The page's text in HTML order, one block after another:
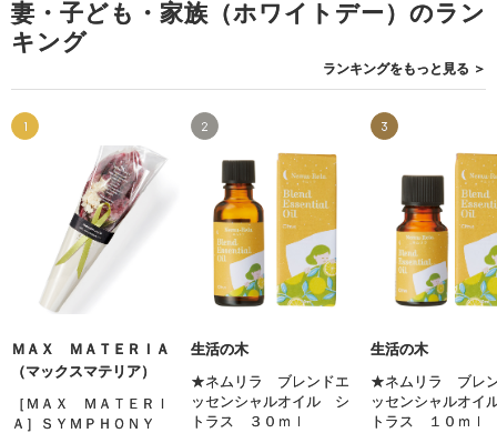
妻・子ども・家族（ホワイトデー）のラン
キング
ランキングをもっと見る ＞
1
ＭＡＸ ＭＡＴＥＲＩＡ
（マックスマテリア）
［ＭＡＸ ＭＡＴＥＲＩ
Ａ］ＳＹＭＰＨＯＮＹ
2
生活の木
★ネムリラ ブレンドエ
ッセンシャルオイル シ
トラス ３０ｍｌ
3
生活の木
★ネムリラ ブレ
ッセンシャルオ
トラス １０ｍｌ